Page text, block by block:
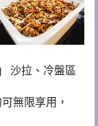
沙拉、冷盤區
無限享用，